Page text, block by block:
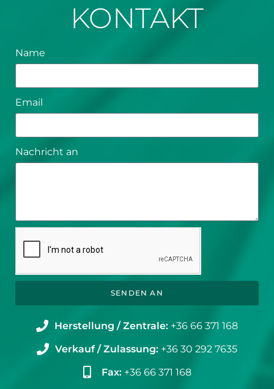
KONTAKT
Name
Email
Nachricht an
SENDEN AN
Herstellung / Zentrale: +36 66 371 168
Verkauf / Zulassung: +36 30 292 7635
Fax:+36 66 371 168